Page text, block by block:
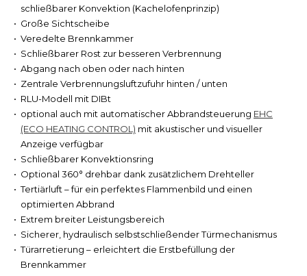
schließbarer Konvektion (Kachelofenprinzip)
Große Sichtscheibe
Veredelte Brennkammer
Schließbarer Rost zur besseren Verbrennung
Abgang nach oben oder nach hinten
Zentrale Verbrennungsluftzufuhr hinten / unten
RLU-Modell mit DIBt
optional auch mit automatischer Abbrandsteuerung EHC
(ECO HEATING CONTROL) mit akustischer und visueller
Anzeige verfügbar
Schließbarer Konvektionsring
Optional 360° drehbar dank zusätzlichem Drehteller
Tertiärluft – für ein perfektes Flammenbild und einen
optimierten Abbrand
Extrem breiter Leistungsbereich
Sicherer, hydraulisch selbstschließender Türmechanismus
Türarretierung – erleichtert die Erstbefüllung der
Brennkammer